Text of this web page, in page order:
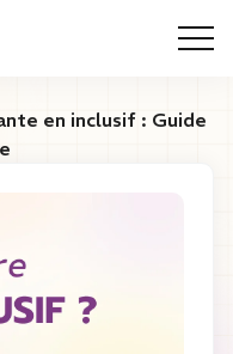
en inclusif : Guide